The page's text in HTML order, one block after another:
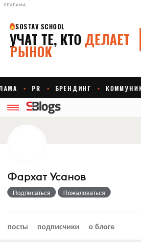
РЕКЛАМА
Фархат Усанов
Подписаться Пожаловаться
посты подписчики о блоге